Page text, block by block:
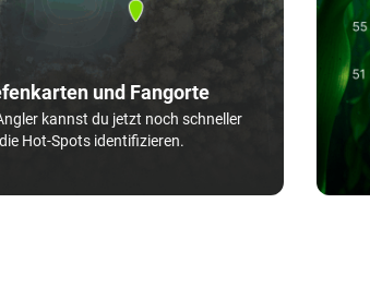
und Fangorte
kannst du jetzt noch schneller
die Hot-Spots identifizieren.